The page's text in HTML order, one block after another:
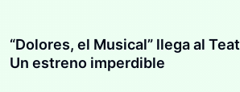
“Dolores, el Musical” llega al
Un estreno imperdible